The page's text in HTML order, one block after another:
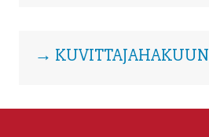
→ KUVITTAJAHAKUUN